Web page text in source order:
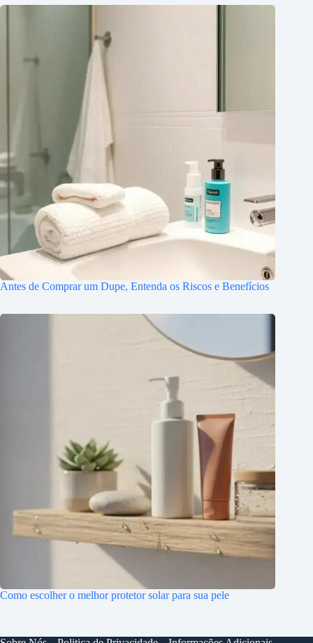
Antes de Comprar um Dupe, Entenda os Riscos e Benefícios
Como escolher o melhor protetor solar para sua pele